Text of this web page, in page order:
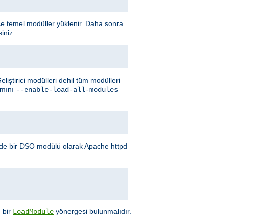
temel modüller yüklenir. Daha sonra
modülleri dehil tüm modülleri
--enable-load-all-modules
bir DSO modülü olarak Apache httpd
bir LoadModule yönergesi bulunmalıdır.